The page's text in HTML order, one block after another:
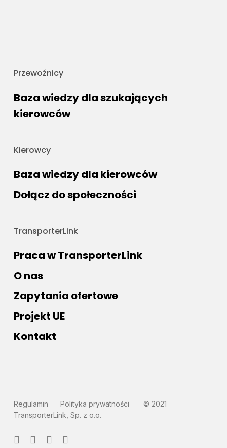
Przewoźnicy
Baza wiedzy dla szukających
kierowców
Kierowcy
Baza wiedzy dla kierowców
Dołącz do społeczności
TransporterLink
Praca w TransporterLink
O nas
Zapytania ofertowe
Projekt UE
Kontakt
Regulamin Polityka prywatności © 2021
TransporterLink, Sp. z o.o.
facebooklinkedinmessenger
email